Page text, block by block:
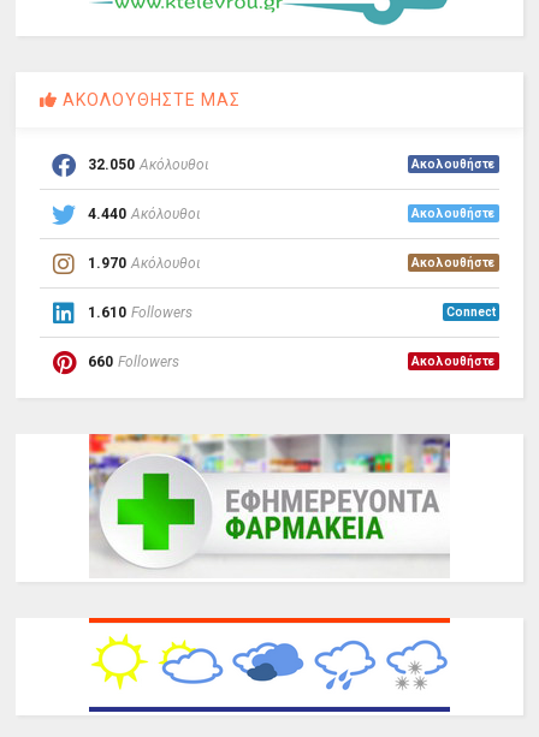
ΑΚΟΛΟΥΘΗΣΤΕ ΜΑΣ
32.050 Ακόλουθοι Ακολουθήστε
4.440 Ακόλουθοι Ακολουθήστε
1.970 Ακόλουθοι Ακολουθήστε
1.610 Followers Connect
660 Followers Ακολουθήστε